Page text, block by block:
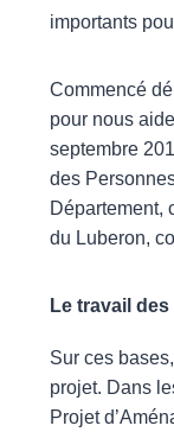
importants
Commencé
pour nous
septembre
des
Département,
du Luberon,
Le travail
Sur ces
projet. Dans
Projet